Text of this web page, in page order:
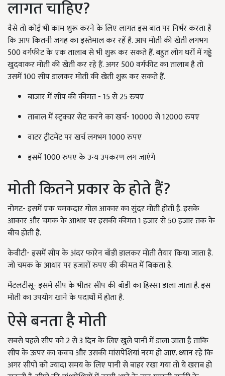
लागत चाहिए?
वैसे तो कोई भी काम शुरू करने के लिए लागत इस बात पर निर्भर करता है
कि आप कितनी जगह का इस्तेमाल कर रहें है. आप मोती की खेती लगभग
500 वर्गफीट के एक तालाब से भी शुरू कर सकते हैं. बहुत लोग घरों में गड्ढे
खुदवाकर मोती की खेती कर रहे हैं. अगर 500 वर्गफीट का तालाब है तो
उसमें 100 सीप डालकर मोती की खेती शुरू कर सकते हैं.
बाजार में सीप की कीमत - 15 से 25 रुपए
ताबाल में स्‍ट्रक्‍चर सेट करने का खर्च- 10000 से 12000 रुपए
वाटर ट्रीटमेंट पर खर्च लगभग 1000 रुपए
इसमें 1000 रुपए के उन्य उपकरण लग जाएंगे
मोती कितने प्रकार के होते हैं?
नोगट- इसमें एक चमकदार गोल आकार का सुंदर मोती होती है. इसके
आकार और चमक के आधार पर इसकी कीमत 1 हजार से 50 हजार तक के
बीच होती है.
केवीटी- इसमें सीप के अंदर फारेन बॉडी डालकर मोती तैयार किया जाता है.
जो चमक के आधार पर हजारों रुपए की कीमत में बिकता है.
मेंटलटीसू- इसमें सीप के भीतर सीप की बॉडी का हिस्सा डाला जाता है. इस
मोती का उपयोग खाने के पदार्थों में होता है.
ऐसे बनता है मोती
सबसे पहले सीप को 2 से 3 दिन के लिए खुले पानी में डाला जाता है ताकि
सीप के ऊपर का कवच और उसकी मांसपेशियां नरम हो जाए. ध्यान रहे कि
अगर सीपों को ज्‍यादा समय के लिए पानी से बाहर रखा गया तो ये खराब हो